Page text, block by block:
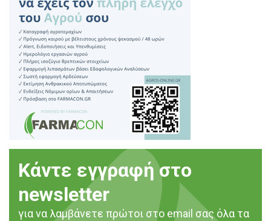
Κάντε εγγραφή στο
newsletter
για να λαμβάνετε πρώτοι στο email σας όλα τα